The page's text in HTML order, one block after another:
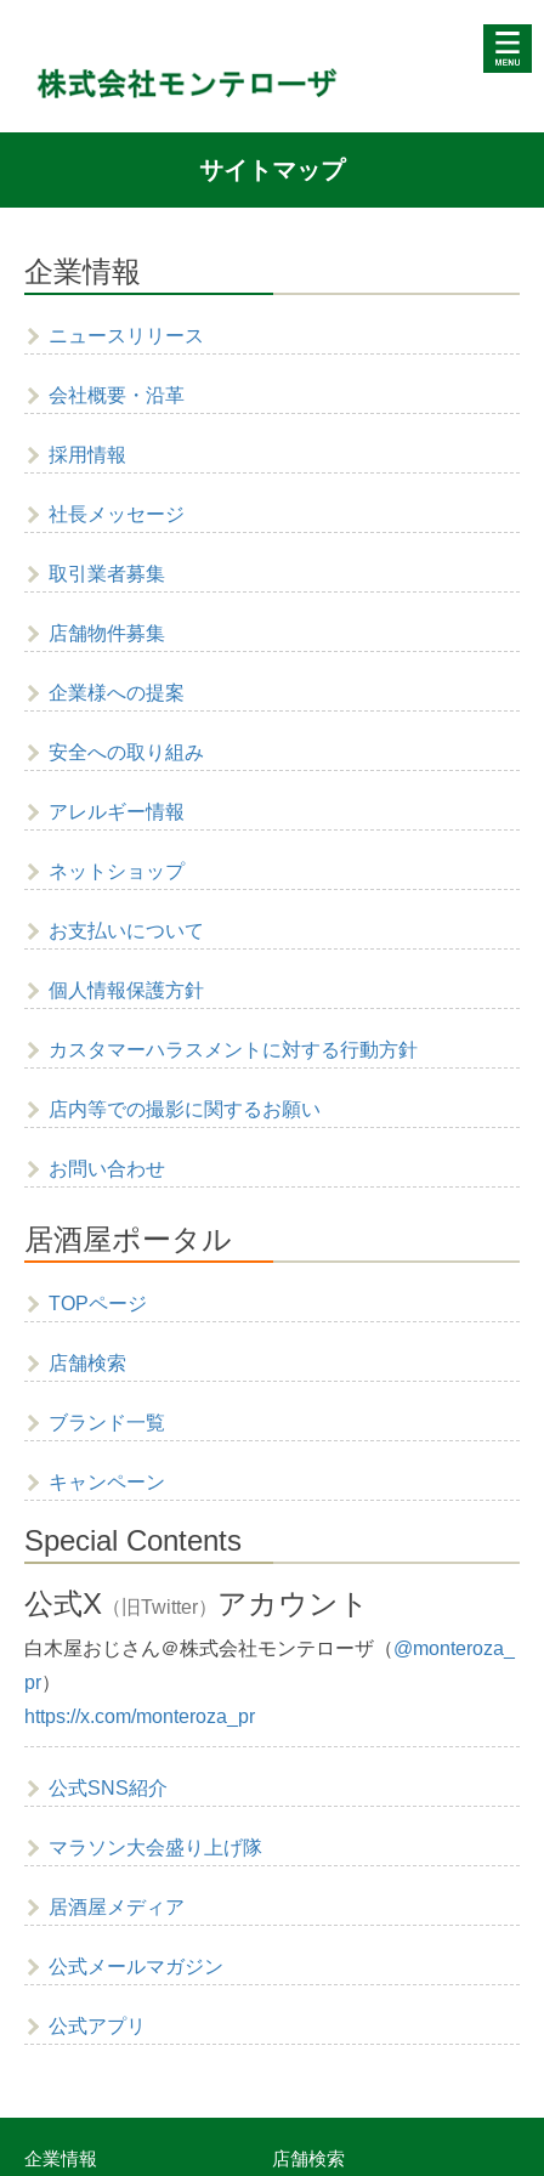
サイトマップ
企業情報
ニュースリリース
会社概要・沿革
採用情報
社長メッセージ
取引業者募集
店舗物件募集
企業様への提案
安全への取り組み
アレルギー情報
ネットショップ
お支払いについて
個人情報保護方針
カスタマーハラスメントに対する行動方針
店内等での撮影に関するお願い
お問い合わせ
居酒屋ポータル
TOPページ
店舗検索
ブランド一覧
キャンペーン
Special Contents
公式X （旧Twitter） アカウント
白木屋おじさん＠株式会社モンテローザ（@monteroza_
pr）
https://x.com/monteroza_pr
公式SNS紹介
マラソン大会盛り上げ隊
居酒屋メディア
公式メールマガジン
公式アプリ
企業情報 店舗検索